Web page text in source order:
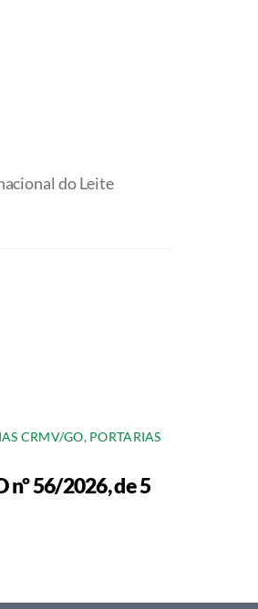
do Leite
CRMV/GO, PORTARIAS
56/2026, de 5